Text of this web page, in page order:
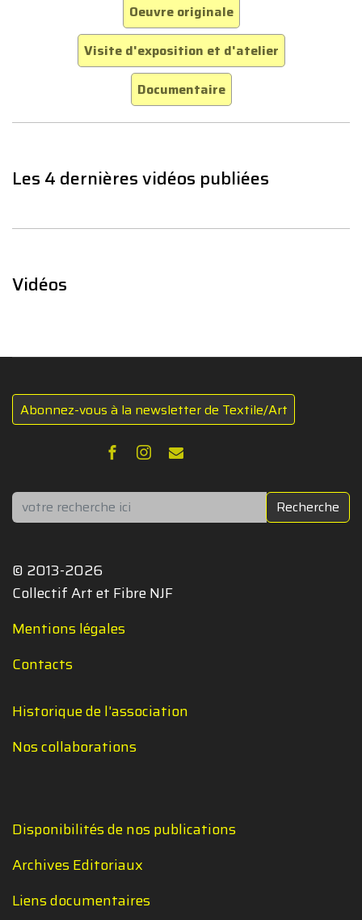
Oeuvre originale
Visite d'exposition et d'atelier
Documentaire
Les 4 dernières vidéos publiées
Vidéos
Abonnez-vous à la newsletter de Textile/Art
Rechercher Recherche
© 2013-2026
Collectif Art et Fibre NJF
Mentions légales
Contacts
Historique de l'association
Nos collaborations
Disponibilités de nos publications
Archives Editoriaux
Liens documentaires